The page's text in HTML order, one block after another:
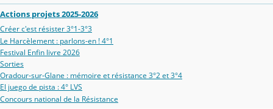
Actions projets 2025-2026
Créer c'est résister 3°1-3°3
Le Harcèlement : parlons-en ! 4°1
Festival Enfin livre 2026
Sorties
Oradour‑sur‑Glane : mémoire et résistance 3°2 et 3°4
El juego de pista : 4° LVS
Concours national de la Résistance